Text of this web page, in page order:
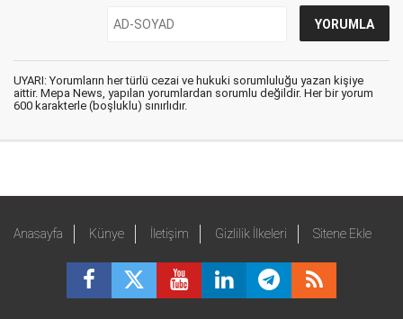
UYARI: Yorumların her türlü cezai ve hukuki sorumluluğu yazan kişiye
aittir. Mepa News, yapılan yorumlardan sorumlu değildir. Her bir yorum
600 karakterle (boşluklu) sınırlıdır.
Anasayfa Künye İletişim Gizlilik İlkeleri Sitene Ekle